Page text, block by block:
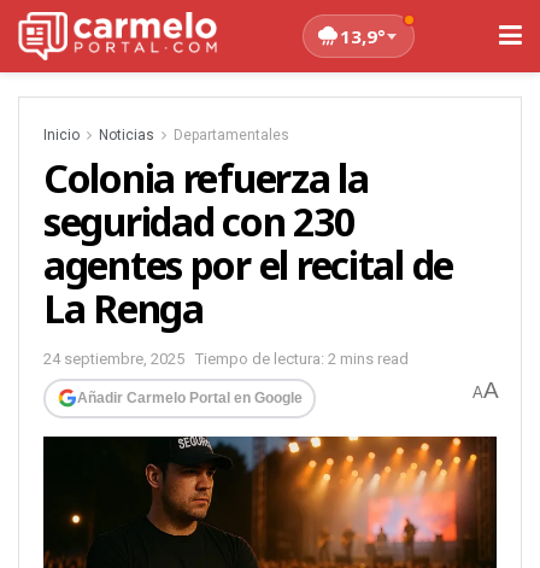
13,9°
Inicio Noticias Departamentales
Colonia refuerza la
seguridad con 230
agentes por el recital de
La Renga
24 septiembre, 2025 Tiempo de lectura: 2 mins read
Añadir Carmelo Portal en Google AA